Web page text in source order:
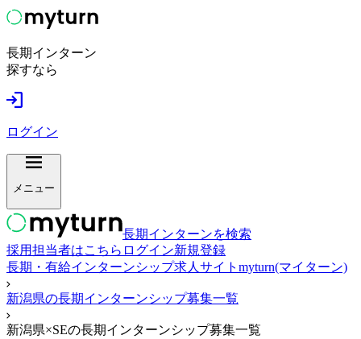
長期インターン
探すなら
ログイン
メニュー
長期インターンを検索
採用担当者はこちら ログイン新規登録
長期・有給インターンシップ求人サイトmyturn(マイターン)
新潟県の長期インターンシップ募集一覧
新潟県×SEの長期インターンシップ募集一覧